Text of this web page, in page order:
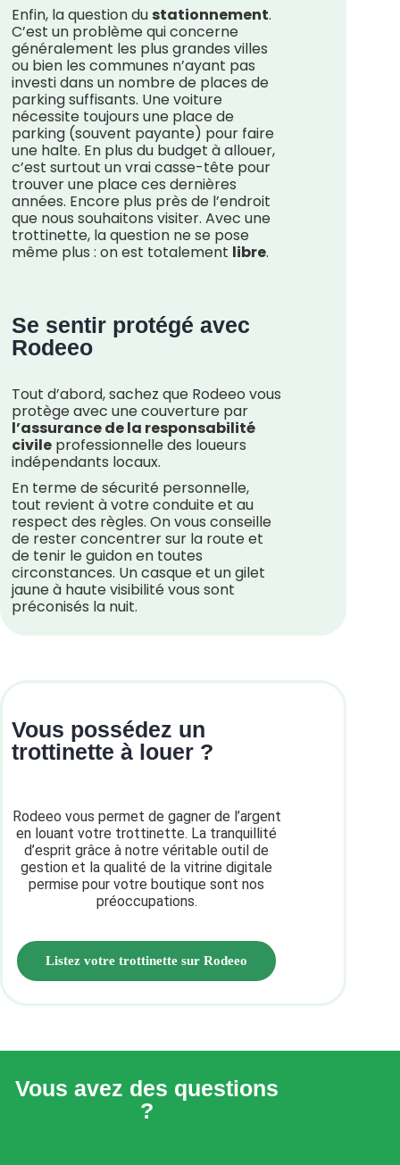
Enfin, la question du stationnement.
C’est un problème qui concerne
généralement les plus grandes villes
ou bien les communes n’ayant pas
investi dans un nombre de places de
parking suffisants. Une voiture
nécessite toujours une place de
parking (souvent payante) pour faire
une halte. En plus du budget à allouer,
c’est surtout un vrai casse-tête pour
trouver une place ces dernières
années. Encore plus près de l’endroit
que nous souhaitons visiter. Avec une
trottinette, la question ne se pose
même plus : on est totalement libre.
Se sentir protégé avec
Rodeeo
Tout d’abord, sachez que Rodeeo vous
protège avec une couverture par
l’assurance de la responsabilité
civile professionnelle des loueurs
indépendants locaux.
En terme de sécurité personnelle,
tout revient à votre conduite et au
respect des règles. On vous conseille
de rester concentrer sur la route et
de tenir le guidon en toutes
circonstances. Un casque et un gilet
jaune à haute visibilité vous sont
préconisés la nuit.
Vous possédez un
trottinette à louer ?
Rodeeo vous permet de gagner de l’argent
en louant votre trottinette. La tranquillité
d’esprit grâce à notre véritable outil de
gestion et la qualité de la vitrine digitale
permise pour votre boutique sont nos
préoccupations.
Listez votre trottinette sur Rodeeo
Vous avez des questions
?